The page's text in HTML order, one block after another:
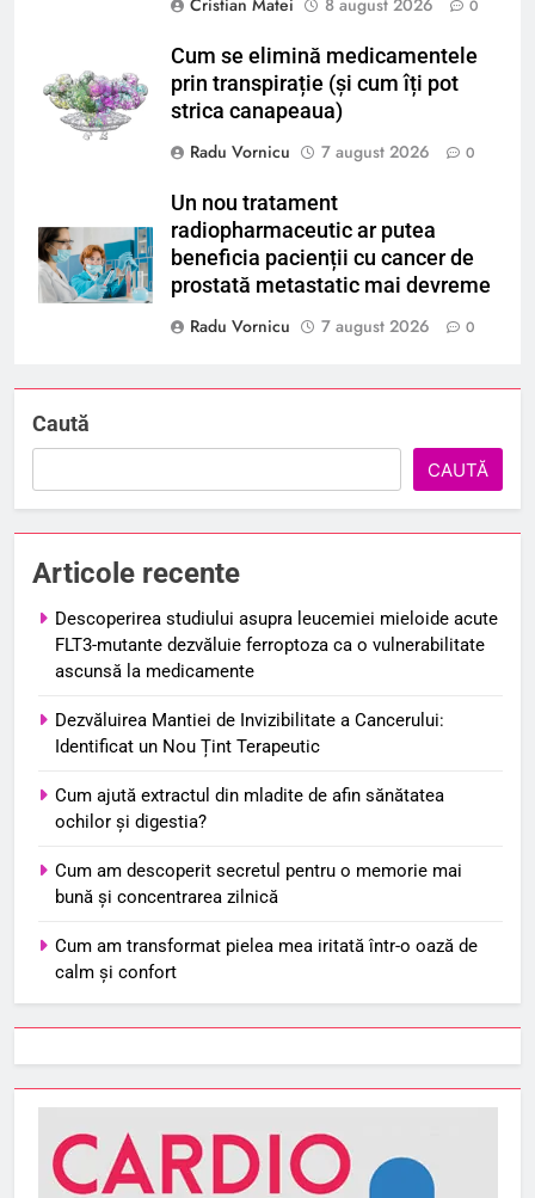
Cristian Matei 8 august 2026 0
Cum se elimină medicamentele
prin transpirație (și cum îți pot
strica canapeaua)
Radu Vornicu
7 august 2026 0
Un nou tratament
radiopharmaceutic ar putea
beneficia pacienții cu cancer de
prostată metastatic mai devreme
Radu Vornicu
7 august 2026 0
Caută
CAUTĂ
Articole recente
Descoperirea studiului asupra leucemiei mieloide acute
FLT3-mutante dezvăluie ferroptoza ca o vulnerabilitate
ascunsă la medicamente
Dezvăluirea Mantiei de Invizibilitate a Cancerului:
Identificat un Nou Țint Terapeutic
Cum ajută extractul din mladite de afin sănătatea
ochilor și digestia?
Cum am descoperit secretul pentru o memorie mai
bună și concentrarea zilnică
Cum am transformat pielea mea iritată într-o oază de
calm și confort